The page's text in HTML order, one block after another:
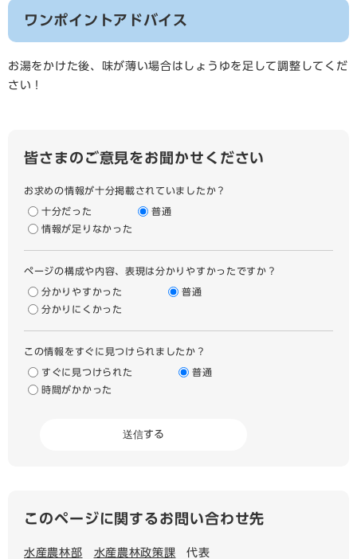
ワンポイントアドバイス
お湯をかけた後、味が薄い場合はしょうゆを足して調整してくだ
さい！
皆さまのご意見をお聞かせください
お求めの情報が十分掲載されていましたか？
十分だった
普通
情報が足りなかった
ページの構成や内容、表現は分かりやすかったですか？
分かりやすかった
普通
分かりにくかった
この情報をすぐに見つけられましたか？
すぐに見つけられた
普通
時間がかかった
このページに関するお問い合わせ先
水産農林部 水産農林政策課 代表